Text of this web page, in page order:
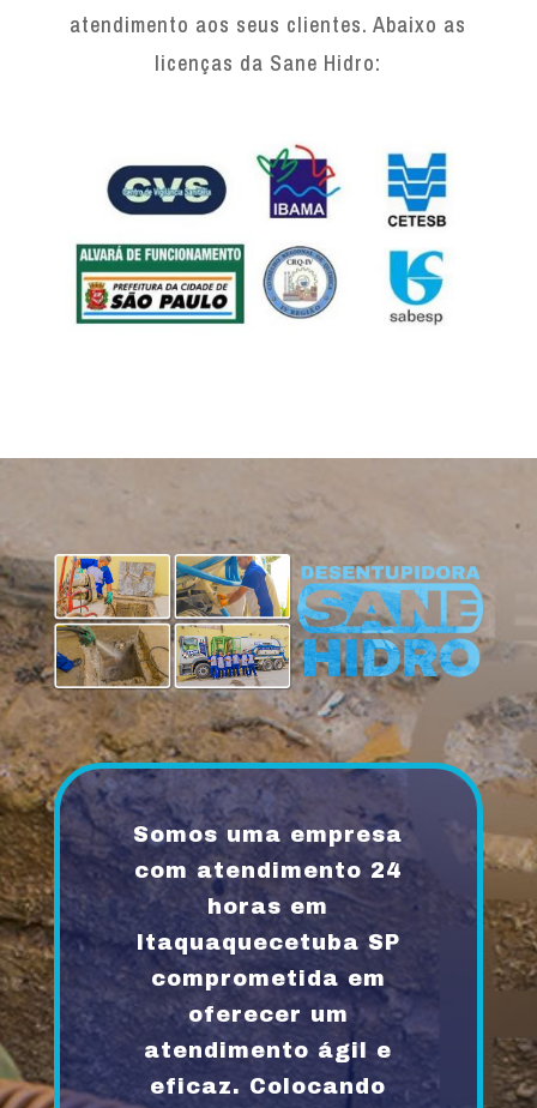
atendimento aos seus clientes. Abaixo as
licenças da Sane Hidro:
Somos uma empresa
com atendimento 24
horas em
Itaquaquecetuba SP
comprometida em
oferecer um
atendimento ágil e
eficaz. Colocando